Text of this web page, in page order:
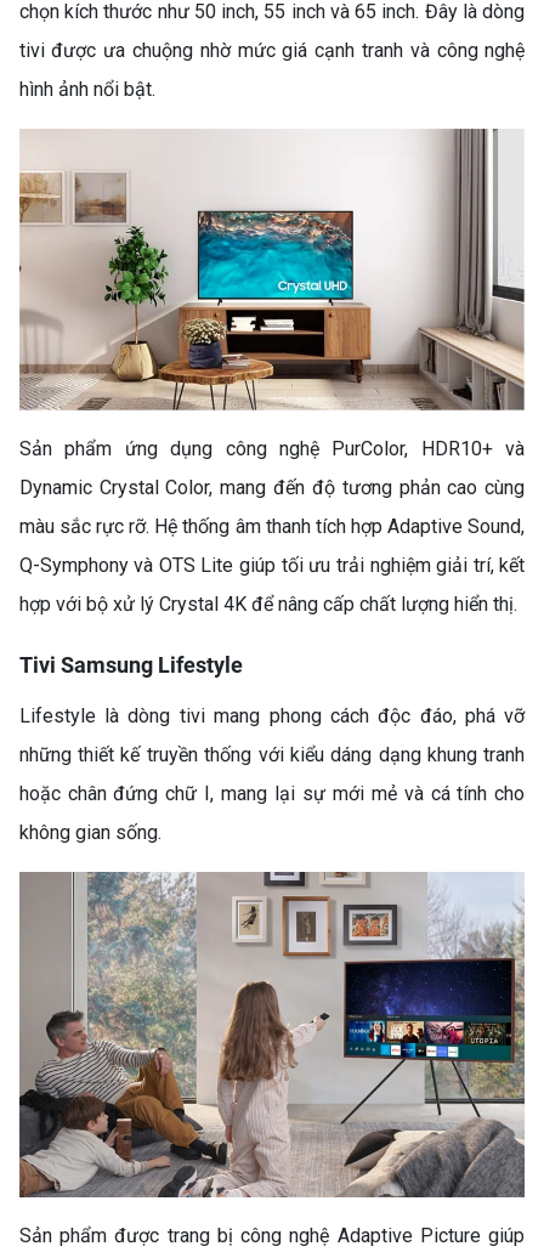
chọn kích thước như 50 inch, 55 inch và 65 inch. Đây là dòng
tivi được ưa chuộng nhờ mức giá cạnh tranh và công nghệ
hình ảnh nổi bật.
Sản phẩm ứng dụng công nghệ PurColor, HDR10+ và
Dynamic Crystal Color, mang đến độ tương phản cao cùng
màu sắc rực rỡ. Hệ thống âm thanh tích hợp Adaptive Sound,
Q-Symphony và OTS Lite giúp tối ưu trải nghiệm giải trí, kết
hợp với bộ xử lý Crystal 4K để nâng cấp chất lượng hiển thị.
Tivi Samsung Lifestyle
Lifestyle là dòng tivi mang phong cách độc đáo, phá vỡ
những thiết kế truyền thống với kiểu dáng dạng khung tranh
hoặc chân đứng chữ I, mang lại sự mới mẻ và cá tính cho
không gian sống.
Sản phẩm được trang bị công nghệ Adaptive Picture giúp
126ISU – SỰ LỰA CHỌN
NHỎ GỌN, TIẾT KIỆM CHO
MỌI GIA ĐÌNH
TỦ LẠNH LG 217L
LTB21BLMD – GIẢI PHÁP
BẢO QUẢN THỰC PHẨM
TỐI ƯU CHO GIA ĐÌNH HIỆN
ĐẠI